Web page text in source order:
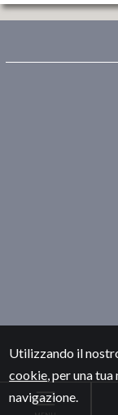
Utilizzando il
cookie, per una
navigazione.